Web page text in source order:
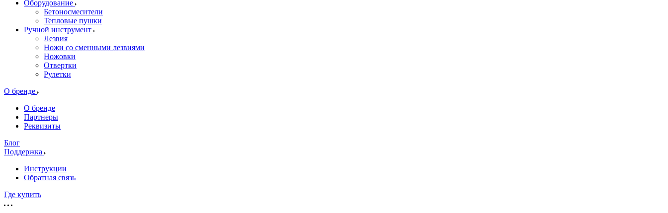
Оборудование
Бетоносмесители
Тепловые пушки
Ручной инструмент
Лезвия
Ножи со сменными лезвиями
Ножовки
Отвертки
Рулетки
О бренде
О бренде
Партнеры
Реквизиты
Блог
Поддержка
Инструкции
Обратная связь
Где купить